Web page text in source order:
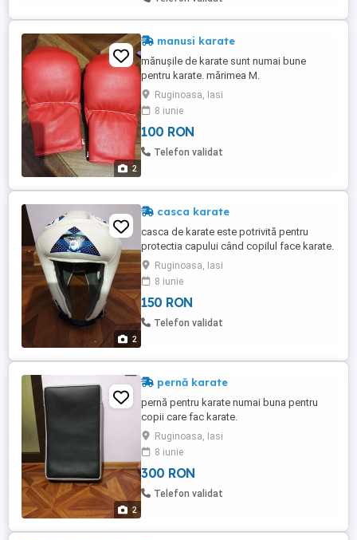
2
manusi karate
mănușile de karate sunt numai bune
pentru karate. mărimea M.
Ruginoasa, Iasi
8 iunie
100 RON
Telefon validat
2
casca karate
casca de karate este potrivită pentru
protectia capului când copilul face karate.
mărimea L XL
Ruginoasa, Iasi
8 iunie
150 RON
Telefon validat
2
pernă karate
pernă pentru karate numai buna pentru
copii care fac karate.
Ruginoasa, Iasi
8 iunie
300 RON
Telefon validat